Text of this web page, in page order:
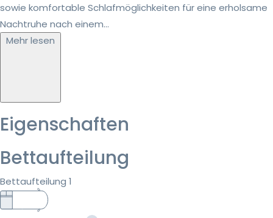
sowie komfortable Schlafmöglichkeiten für eine erholsame
Nachtruhe nach einem...
Mehr lesen
Eigenschaften
Bettaufteilung
Bettaufteilung 1